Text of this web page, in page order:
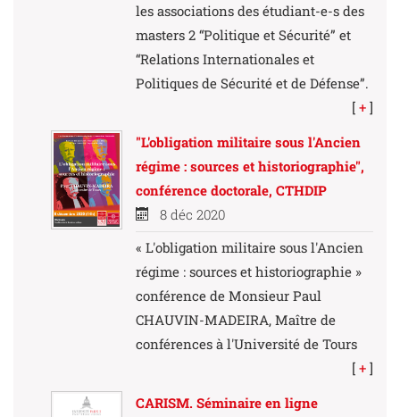
les associations des étudiant-e-s des
masters 2 “Politique et Sécurité” et
“Relations Internationales et
Politiques de Sécurité et de Défense”.
[ + ]
"L'obligation militaire sous l'Ancien
régime : sources et historiographie",
conférence doctorale, CTHDIP
8 déc 2020
« L'obligation militaire sous l'Ancien
régime : sources et historiographie »
conférence de Monsieur Paul
CHAUVIN-MADEIRA, Maître de
conférences à l'Université de Tours
[ + ]
CARISM. Séminaire en ligne